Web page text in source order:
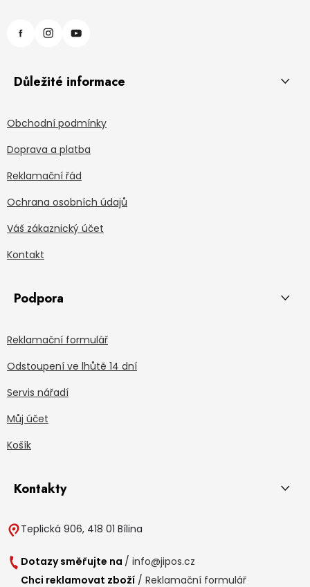
Důležité informace
Obchodní podmínky
Doprava a platba
Reklamační řád
Ochrana osobních údajů
Váš zákaznický účet
Kontakt
Podpora
Reklamační formulář
Odstoupení ve lhůtě 14 dní
Servis nářadí
Můj účet
Košík
Kontakty
Teplická 906, 418 01 Bílina
Dotazy směřujte na / info@jipos.cz
Chci reklamovat zboží / Reklamační formulář